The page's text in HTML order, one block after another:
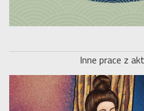
Inne prace z